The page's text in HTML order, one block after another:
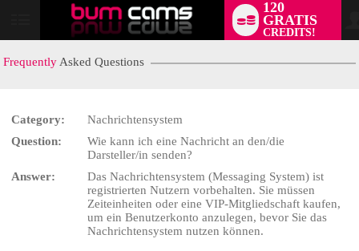
120
GRATIS
CREDITS!
Frequently Asked Questions
Category:
Nachrichtensystem
Question:
Wie kann ich eine Nachricht an den/die
Darsteller/in senden?
Answer:
Das Nachrichtensystem (Messaging System) ist
registrierten Nutzern vorbehalten. Sie müssen
Zeiteinheiten oder eine VIP-Mitgliedschaft kaufen,
um ein Benutzerkonto anzulegen, bevor Sie das
Nachrichtensystem nutzen können.
LIMITED TIME OFFER!